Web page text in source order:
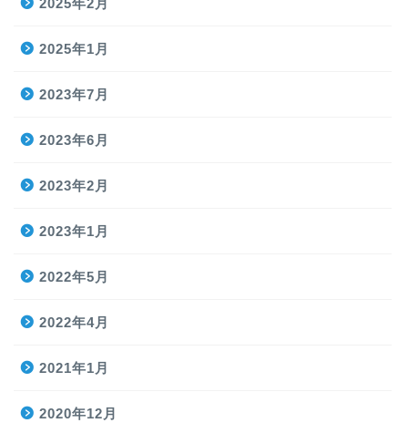
2025年2月
2025年1月
2023年7月
2023年6月
2023年2月
2023年1月
2022年5月
2022年4月
2021年1月
2020年12月